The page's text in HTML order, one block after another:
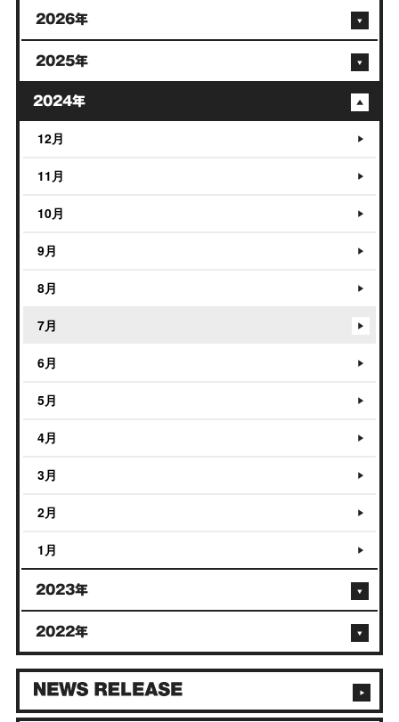
2026年
2025年
2024年
12月
11月
10月
9月
8月
7月
6月
5月
4月
3月
2月
1月
2023年
2022年